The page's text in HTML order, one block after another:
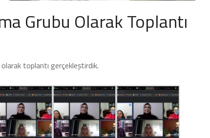
Grubu Olarak Toplantı
toplantı gerçekleştirdik.